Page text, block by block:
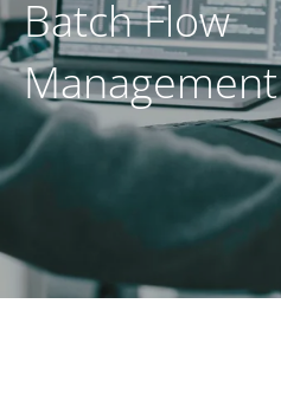
Batch Flow
Management